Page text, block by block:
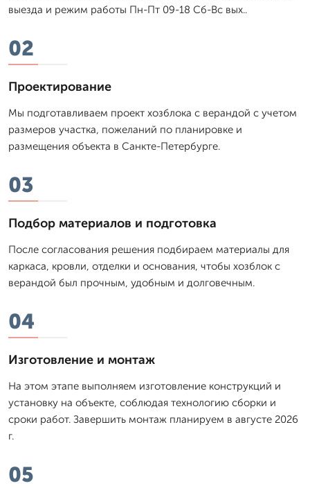
выезда и режим работы Пн-Пт 09-18 Сб-Вс вых..
02
Проектирование
Мы подготавливаем проект хозблока с верандой с учетом
размеров участка, пожеланий по планировке и
размещения объекта в Санкте-Петербурге.
03
Подбор материалов и подготовка
После согласования решения подбираем материалы для
каркаса, кровли, отделки и основания, чтобы хозблок с
верандой был прочным, удобным и долговечным.
04
Изготовление и монтаж
На этом этапе выполняем изготовление конструкций и
установку на объекте, соблюдая технологию сборки и
сроки работ. Завершить монтаж планируем в августе 2026
г.
05